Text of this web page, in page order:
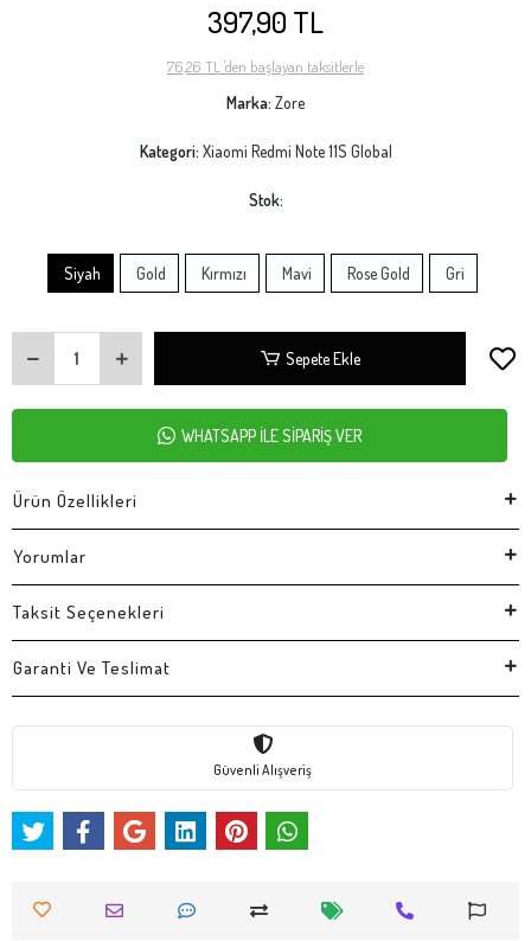
397,90 TL
76,26 TL 'den başlayan taksitlerle
Marka: Zore
Kategori: Xiaomi Redmi Note 11S Global
Stok:
Siyah Gold Kırmızı Mavi Rose Gold Gri
Sepete Ekle
WHATSAPP İLE SİPARİŞ VER
Ürün Özellikleri
Yorumlar
Taksit Seçenekleri
Garanti Ve Teslimat
Güvenli Alışveriş